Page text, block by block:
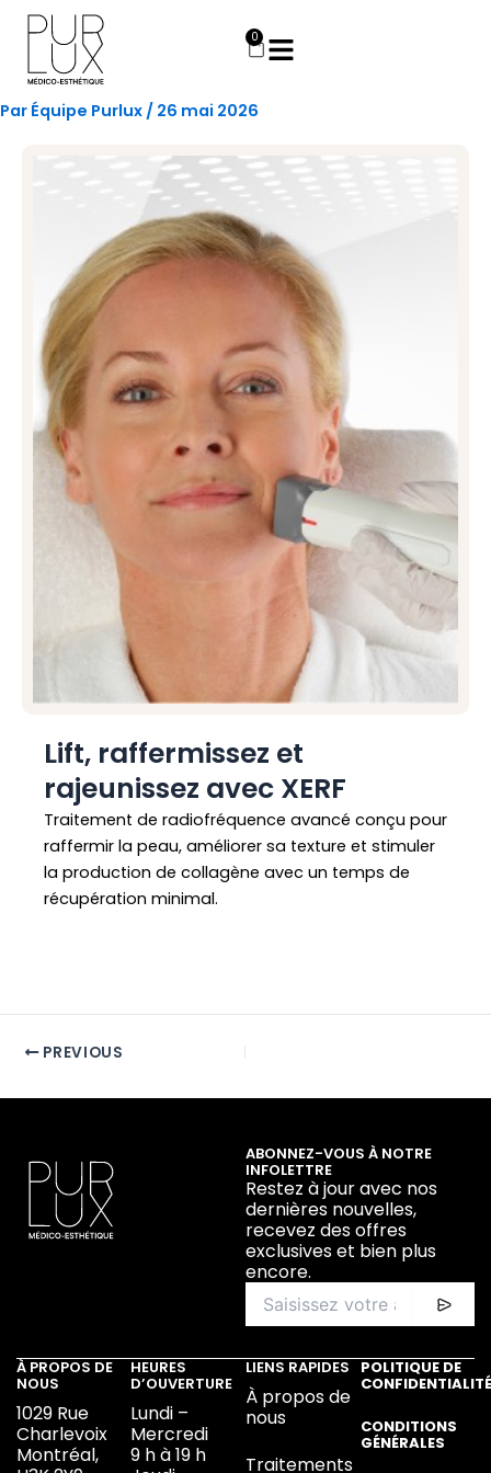
Aller
contenu
0
Panier
Par Équipe Purlux / 26 mai 2026
Lift, raffermissez et
rajeunissez avec XERF
Traitement de radiofréquence avancé conçu pour
raffermir la peau, améliorer sa texture et stimuler
la production de collagène avec un temps de
récupération minimal.
PREVIOUS
ABONNEZ-VOUS À NOTRE
INFOLETTRE
Restez à jour avec nos
dernières nouvelles,
recevez des offres
exclusives et bien plus
encore.
À PROPOS DE
NOUS
1029 Rue
Charlevoix
Montréal,
HEURES
D’OUVERTURE
Lundi –
Mercredi
9 h à 19 h
LIENS RAPIDES
À propos de
nous
Traitements
POLITIQUE DE
CONFIDENTIALITÉ
CONDITIONS
GÉNÉRALES